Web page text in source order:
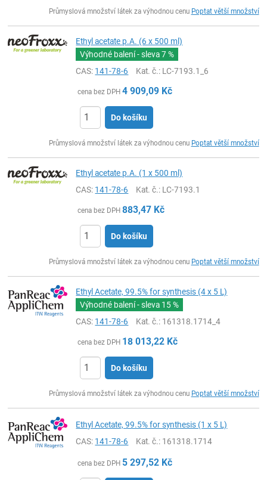
Průmyslová množství látek za výhodnou cenu Poptat větší množství
Ethyl acetate p.A. (6 x 500 ml)
Výhodné balení - sleva7 %
CAS: 141-78-6 Kat. č.: LC-7193.1_6
cena bez DPH 4 909,09 Kč
Do košíku
Průmyslová množství látek za výhodnou cenu Poptat větší množství
Ethyl acetate p.A. (1 x 500 ml)
CAS: 141-78-6 Kat. č.: LC-7193.1
cena bez DPH 883,47 Kč
Do košíku
Průmyslová množství látek za výhodnou cenu Poptat větší množství
Ethyl Acetate, 99.5% for synthesis (4 x 5 L)
Výhodné balení - sleva 15 %
CAS: 141-78-6 Kat. č.: 161318.1714_4
cena bez DPH 18 013,22 Kč
Do košíku
Průmyslová množství látek za výhodnou cenu Poptat větší množství
Ethyl Acetate, 99.5% for synthesis (1 x 5 L)
CAS: 141-78-6 Kat. č.: 161318.1714
cena bez DPH 5 297,52 Kč